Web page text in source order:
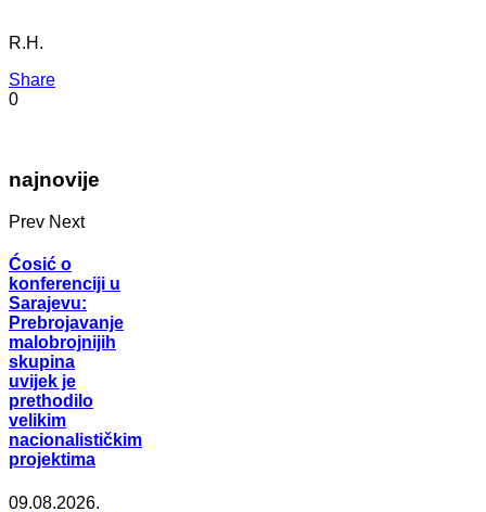
R.H.
Share
0
najnovije
Prev Next
Ćosić o
konferenciji u
Sarajevu:
Prebrojavanje
malobrojnijih
skupina
uvijek je
prethodilo
velikim
nacionalističkim
projektima
09.08.2026.